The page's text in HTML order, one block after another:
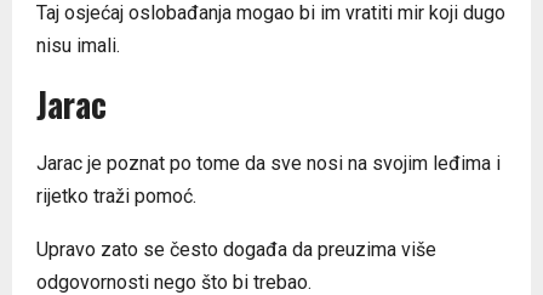
Taj osjećaj oslobađanja mogao bi im vratiti mir koji dugo
nisu imali.
Jarac
Jarac je poznat po tome da sve nosi na svojim leđima i
rijetko traži pomoć.
Upravo zato se često događa da preuzima više
odgovornosti nego što bi trebao.